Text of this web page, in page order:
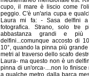
cupo, il mare è liscio come
peggio. C'è un'aria cupa e
Laura mi fa: - Sasa delfini
fotografica. Strano, solo tre
abbastanza grandi e
delfini...comunque accosto di
10°, quando la pinna più
metri al traverso dello scafo
Laura- ma questo non è un
pinna di un'orca-....non lo
a qualche metro dalla barca